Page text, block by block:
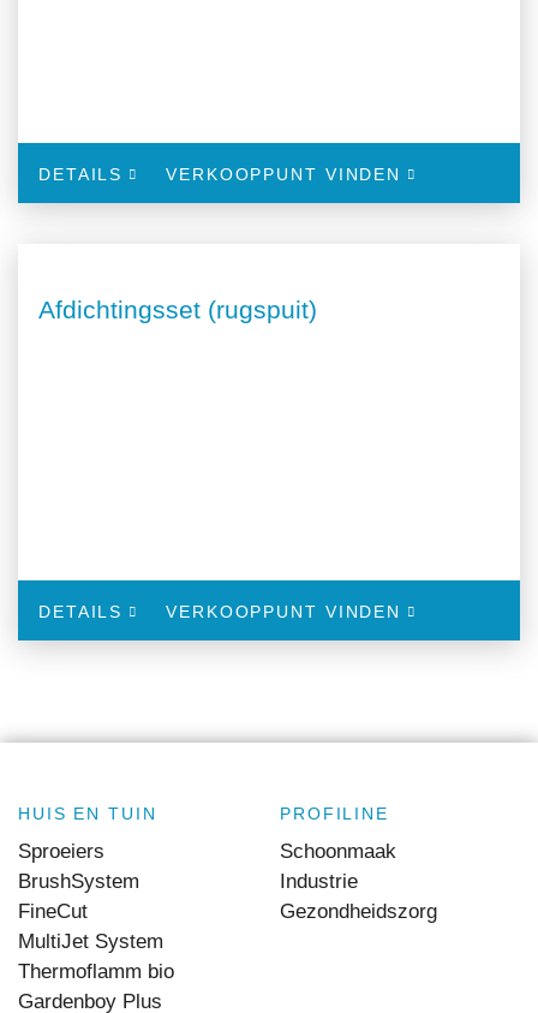
DETAILS VERKOOPPUNT VINDEN
Afdichtingsset (rugspuit)
DETAILS VERKOOPPUNT VINDEN
HUIS EN TUIN
Sproeiers
BrushSystem
FineCut
MultiJet System
Thermoflamm bio
Gardenboy Plus
PROFILINE
Schoonmaak
Industrie
Gezondheidszorg